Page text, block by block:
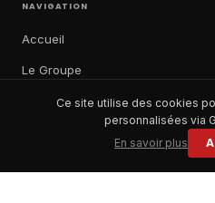
NAVIGATION
Accueil
Le Groupe
Notre histoire
Ce site utilise des cookies
personnalisées via
En savoir plus